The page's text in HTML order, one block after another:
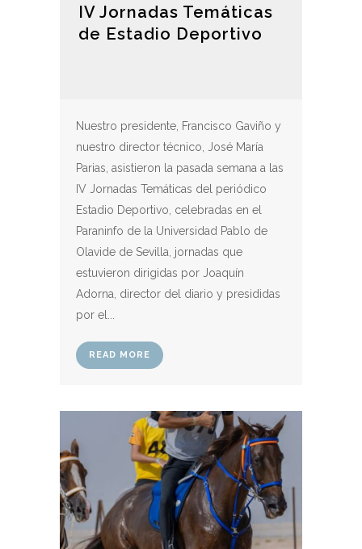
IV Jornadas Temáticas
de Estadio Deportivo
Nuestro presidente, Francisco Gaviño y
nuestro director técnico, José María
Parias, asistieron la pasada semana a las
IV Jornadas Temáticas del periódico
Estadio Deportivo, celebradas en el
Paraninfo de la Universidad Pablo de
Olavide de Sevilla, jornadas que
estuvieron dirigidas por Joaquín
Adorna, director del diario y presididas
por el...
READ MORE